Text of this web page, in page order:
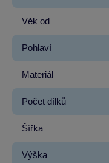
Věk od
Pohlaví
Materiál
Počet dílků
Šířka
Výška